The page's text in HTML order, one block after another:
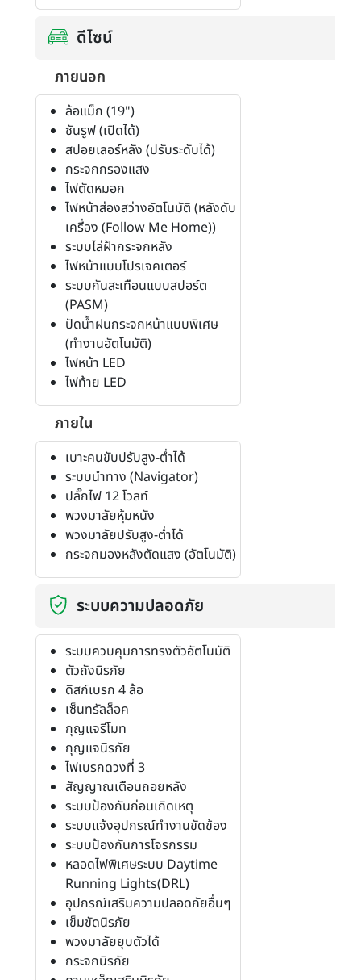
ดีไซน์
ภายนอก
ล้อแม็ก (19")
ซันรูฟ (เปิดได้)
สปอยเลอร์หลัง (ปรับระดับได้)
กระจกกรองแสง
ไฟตัดหมอก
ไฟหน้าส่องสว่างอัตโนมัติ (หลังดับ
เครื่อง (Follow Me Home))
ระบบไล่ฝ้ากระจกหลัง
ไฟหน้าแบบโปรเจคเตอร์
ระบบกันสะเทือนแบบสปอร์ต
(PASM)
ปัดน้ำฝนกระจกหน้าแบบพิเศษ
(ทำงานอัตโนมัติ)
ไฟหน้า LED
ไฟท้าย LED
ภายใน
เบาะคนขับปรับสูง-ต่ำได้
ระบบนำทาง (Navigator)
ปลั๊กไฟ 12 โวลท์
พวงมาลัยหุ้มหนัง
พวงมาลัยปรับสูง-ต่ำได้
กระจกมองหลังตัดแสง (อัตโนมัติ)
ระบบความปลอดภัย
ระบบควบคุมการทรงตัวอัตโนมัติ
ตัวถังนิรภัย
ดิสก์เบรก 4 ล้อ
เซ็นทรัลล็อค
กุญแจรีโมท
กุญแจนิรภัย
ไฟเบรกดวงที่ 3
สัญญาณเตือนถอยหลัง
ระบบป้องกันก่อนเกิดเหตุ
ระบบแจ้งอุปกรณ์ทำงานขัดข้อง
ระบบป้องกันการโจรกรรม
หลอดไฟพิเศษระบบ Daytime
Running Lights(DRL)
อุปกรณ์เสริมความปลอดภัยอื่นๆ
เข็มขัดนิรภัย
พวงมาลัยยุบตัวได้
กระจกนิรภัย